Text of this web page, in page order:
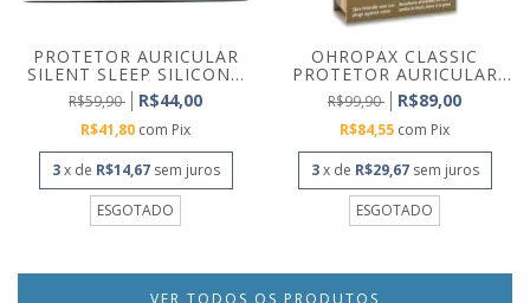
PROTETOR AURICULAR
SILENT SLEEP SILICON...
R$59,90 R$44,00
R$41,80 com Pix
3 x de R$14,67 sem juros
ESGOTADO
OHROPAX CLASSIC
PROTETOR AURICULAR
DE CE...
R$99,90 R$89,00
R$84,55 com Pix
3 x de R$29,67 sem juros
ESGOTADO
VER TODOS OS PRODUTOS